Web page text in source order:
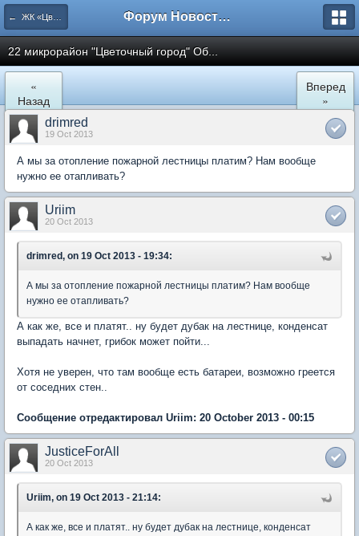
← ЖК «Цветочный город» Микрорайон 22 Форум Новостройки
22 микрорайон "Цветочный город" Об...
«
Назад
Вперед
»
drimred
19 Oct 2013
А мы за отопление пожарной лестницы платим? Нам вообще
нужно ее отапливать?
Uriim
20 Oct 2013
drimred, on 19 Oct 2013 - 19:34:
А мы за отопление пожарной лестницы платим? Нам вообще
нужно ее отапливать?
А как же, все и платят.. ну будет дубак на лестнице, конденсат
выпадать начнет, грибок может пойти...
Хотя не уверен, что там вообще есть батареи, возможно греется
от соседних стен..
Сообщение отредактировал Uriim: 20 October 2013 - 00:15
JusticeForAll
20 Oct 2013
Uriim, on 19 Oct 2013 - 21:14:
А как же, все и платят.. ну будет дубак на лестнице, конденсат